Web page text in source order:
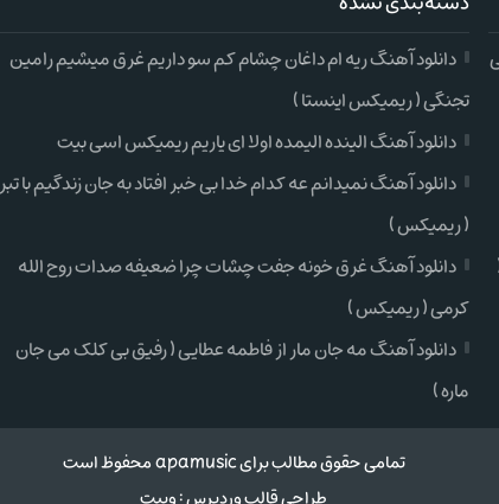
دانلود آهنگ ریه ام داغان چشام کم سو داریم غرق میشیم رامین
تجنگی ( ریمیکس اینستا )
دانلود آهنگ الینده الیمده اولا ای یاریم ریمیکس اسی بیت
دانلود آهنگ نمیدانم عه کدام خدا بی خبر افتاد به جان زندگیم با تبر
( ریمیکس )
دانلود آهنگ غرق خونه جفت چشات چرا ضعیفه صدات روح الله
کرمی ( ریمیکس )
دانلود آهنگ مه جان مار از فاطمه عطایی ( رفیق بی کلک می جان
ماره )
تمامی حقوق مطالب برای apamusic محفوظ است
طراحی قالب وردپرس:وبیت